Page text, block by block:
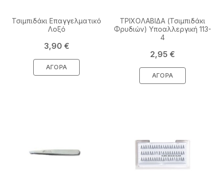
Τσιμπιδάκι Επαγγελματικό
Λοξό
Τιμή
3,90 €
ΑΓΟΡΆ
ΤΡΙΧΟΛΑΒΙΔΑ (Τσιμπιδάκι
Φρυδιών) Υποαλλεργική 113-
4
Τιμή
2,95 €
ΑΓΟΡΆ